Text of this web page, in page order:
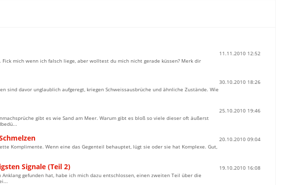
11.11.2010 12:52
mich wenn ich falsch liege, aber wolltest du mich nicht gerade küssen? Merk dir
30.10.2010 18:26
sind davor unglaublich aufgeregt, kriegen Schweissausbrüche und ähnliche Zustände. Wie
25.10.2010 19:46
gibt es wie Sand am Meer. Warum gibt es bloß so viele dieser oft äußerst
20.10.2010 09:04
Komplimente. Wenn eine das Gegenteil behauptet, lügt sie oder sie hat Komplexe. Gut,
Signale (Teil 2)
19.10.2010 16:08
gefunden hat, habe ich mich dazu entschlossen, einen zweiten Teil über die